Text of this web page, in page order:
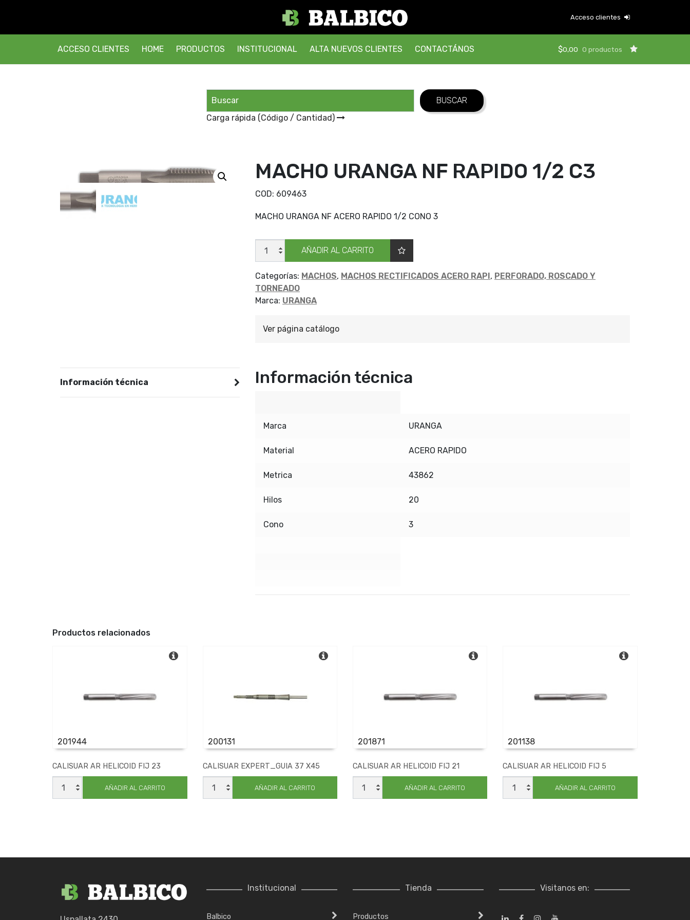
Acceso clientes
ACCESO CLIENTES HOME PRODUCTOS INSTITUCIONAL ALTA NUEVOS CLIENTES CONTACTÁNOS $0,00 0 productos
Carga rápida (Código / Cantidad)
MACHO URANGA NF RAPIDO 1/2 C3
COD: 609463
MACHO URANGA NF ACERO RAPIDO 1/2 CONO 3
MACHO
URANGA
NF
1/2
C3
cantidad
AÑADIR AL CARRITO
Categorías: MACHOS, MACHOS RECTIFICADOS ACERO RAPI, PERFORADO, ROSCADO Y
TORNEADO
Marca: URANGA
Ver página catálogo
Información técnica Información técnica
Marca URANGA
Material ACERO RAPIDO
Metrica 43862
Hilos 20
Cono 3
Productos relacionados
201944
CALISUAR AR HELICOID FIJ 23
CALISUAR
AR
HELICOID
AÑADIR AL CARRITO
200131
CALISUAR EXPERT_GUIA 37 X45
CALISUAR
EXPERT_GUIA
37
AÑADIR AL CARRITO
201871
CALISUAR AR HELICOID FIJ 21
CALISUAR
AR
HELICOID
AÑADIR AL CARRITO
201138
CALISUAR AR HELICOID FIJ 5
CALISUAR
AR
HELICOID
AÑADIR AL CARRITO
Institucional
Balbico
Tienda
Productos
Visitanos en: